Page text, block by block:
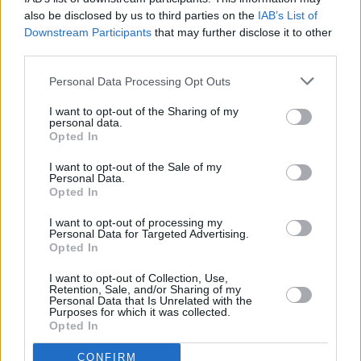
also be disclosed by us to third parties on the IAB’s List of
Downstream Participants that may further disclose it to other
Personal Data Processing Opt Outs
I want to opt-out of the Sharing of my
personal data.
Opted In
I want to opt-out of the Sale of my
Personal Data.
Opted In
I want to opt-out of processing my
Personal Data for Targeted Advertising.
Opted In
I want to opt-out of Collection, Use,
Retention, Sale, and/or Sharing of my
Personal Data that Is Unrelated with the
Purposes for which it was collected.
Opted In
CONFIRM
06.08.2026 -
Bosch Powertrain s.r.o. • montážní dělník • mzda 44.700
týdenní zálohy na mzdu 2.000 Kč (Jihlava, okres Jihlava)
... další nabídky zaměstnání
Vybrané články
Prima sport - co nabídne v prvním
vysílacím týdnu
Kdy a kde bude Prima sport k
Parabola.cz- web o satelitní, terestrické a kabelové televizi, ©
O webu parabola.cz•O souborech cookies•
Dovolená u moře